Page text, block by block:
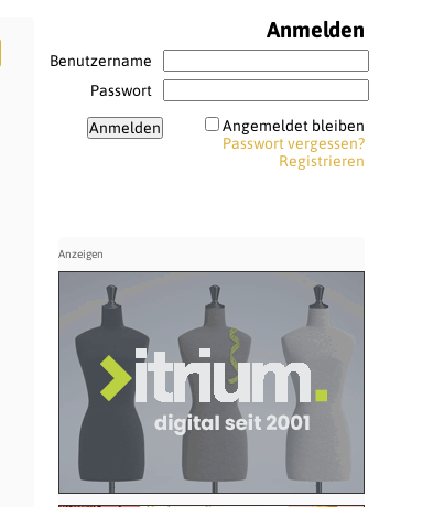
Anmelden
Benutzername
Passwort
Angemeldet bleiben
Passwort vergessen?
Registrieren